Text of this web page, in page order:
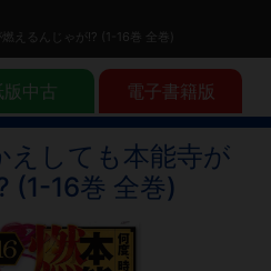
えるんじゃが!? (1-16巻 全巻)
版中古 電子書籍版
えしても本能寺が
(1-16巻 全巻)